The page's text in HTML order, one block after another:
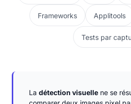
Frameworks Applitools
Tests par
La détection visuelle ne se